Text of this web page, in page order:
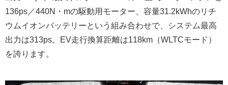
136ps／440N・mの駆動用モーター、容量31.2kWhのリチ
ウムイオンバッテリーという組み合わせで、システム最高
出力は313ps。EV走行換算距離は118km（WLTCモード）
を誇ります。